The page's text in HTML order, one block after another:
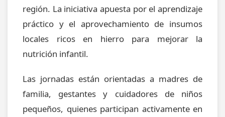
región. La iniciativa apuesta por el aprendizaje
práctico y el aprovechamiento de insumos
locales ricos en hierro para mejorar la
nutrición infantil.
Las jornadas están orientadas a madres de
familia, gestantes y cuidadores de niños
pequeños, quienes participan activamente en